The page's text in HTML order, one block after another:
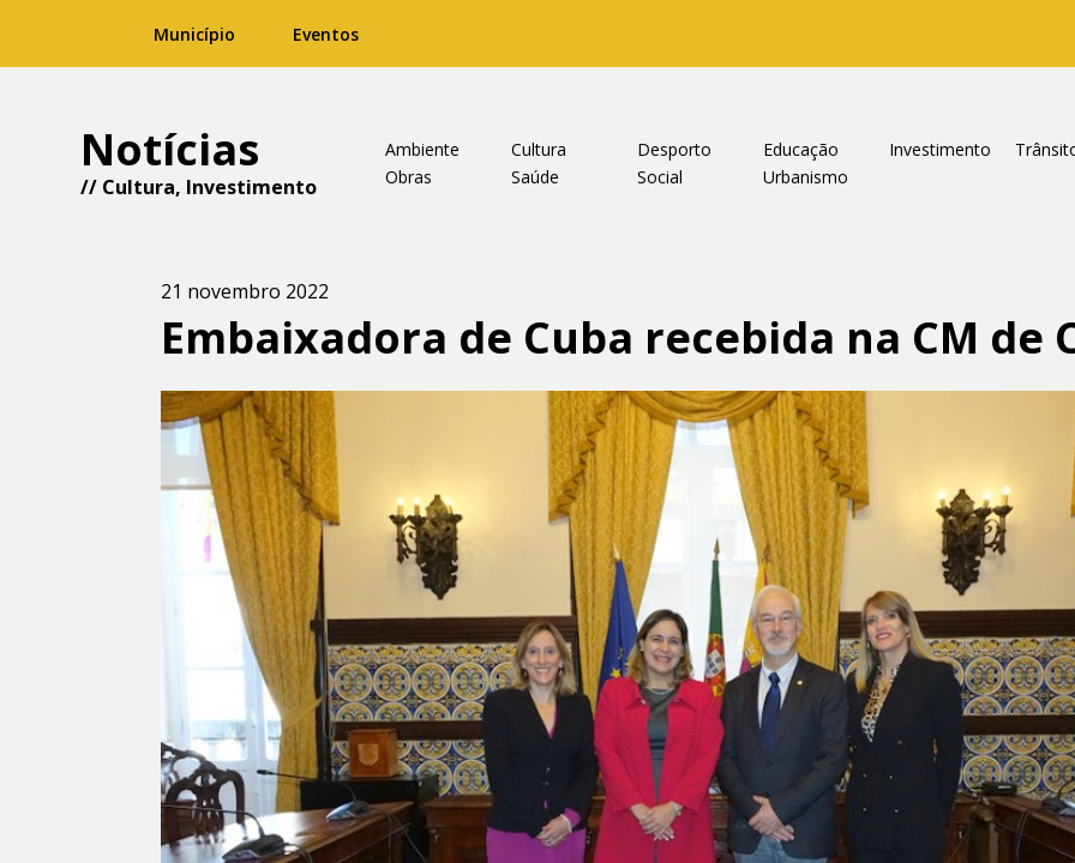
Município Eventos
Notícias
// Cultura, Investimento
Ambiente Cultura Desporto Educação Investimento
Obras
Saúde Social Urbanismo
21 novembro 2022
Embaixadora de Cuba recebida na CM de